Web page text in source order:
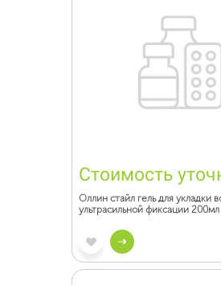
Стоимость
Оллин стайл гель для укладки
ультрасильной фиксации 200мл